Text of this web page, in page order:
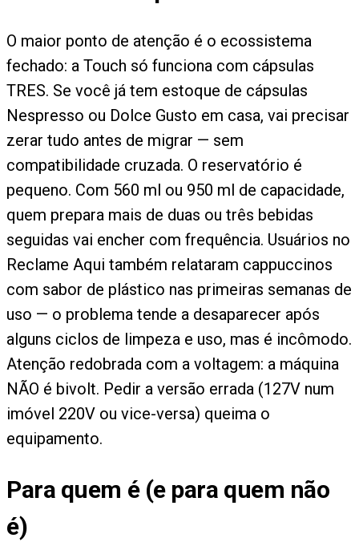
O maior ponto de atenção é o ecossistema
fechado: a Touch só funciona com cápsulas
TRES. Se você já tem estoque de cápsulas
Nespresso ou Dolce Gusto em casa, vai precisar
zerar tudo antes de migrar — sem
compatibilidade cruzada. O reservatório é
pequeno. Com 560 ml ou 950 ml de capacidade,
quem prepara mais de duas ou três bebidas
seguidas vai encher com frequência. Usuários no
Reclame Aqui também relataram cappuccinos
com sabor de plástico nas primeiras semanas de
uso — o problema tende a desaparecer após
alguns ciclos de limpeza e uso, mas é incômodo.
Atenção redobrada com a voltagem: a máquina
NÃO é bivolt. Pedir a versão errada (127V num
imóvel 220V ou vice-versa) queima o
equipamento.
Para quem é (e para quem não
é)